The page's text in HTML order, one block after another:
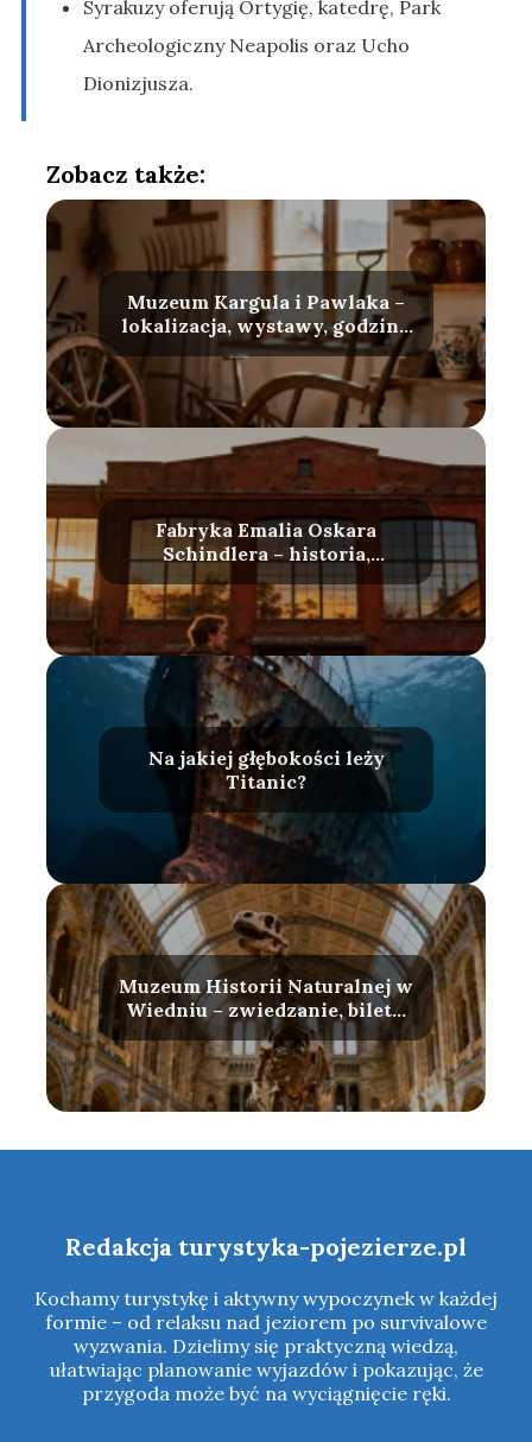
Syrakuzy oferują Ortygię, katedrę, Park
Archeologiczny Neapolis oraz Ucho
Dionizjusza.
Zobacz także:
Muzeum Kargula i Pawlaka –
lokalizacja, wystawy, godziny
otwarcia
Fabryka Emalia Oskara
Schindlera – historia,
zwiedzanie, bilety
Na jakiej głębokości leży
Titanic?
Muzeum Historii Naturalnej w
Wiedniu – zwiedzanie, bilety,
atrakcje
Redakcja turystyka-pojezierze.pl
Kochamy turystykę i aktywny wypoczynek w każdej
formie – od relaksu nad jeziorem po survivalowe
wyzwania. Dzielimy się praktyczną wiedzą,
ułatwiając planowanie wyjazdów i pokazując, że
przygoda może być na wyciągnięcie ręki.